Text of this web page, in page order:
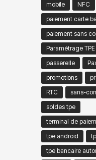
mobile
NFC
paiement carte
paiement sans
Paramétrage TPE
passerelle
promotions
RTC
sans-
soldes tpe
terminal de
tpe android
tpe bancaire